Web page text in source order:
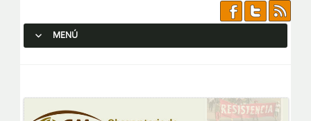
MENÚ